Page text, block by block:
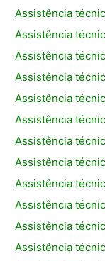
Assistência
Assistência
Assistência
Assistência
Assistência
Assistência
Assistência
Assistência
Assistência
Assistência
Assistência
Assistência